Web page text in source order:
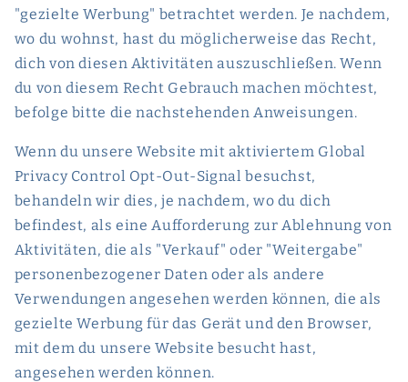
"gezielte Werbung" betrachtet werden. Je nachdem,
wo du wohnst, hast du möglicherweise das Recht,
dich von diesen Aktivitäten auszuschließen. Wenn
du von diesem Recht Gebrauch machen möchtest,
befolge bitte die nachstehenden Anweisungen.
Wenn du unsere Website mit aktiviertem Global
Privacy Control Opt-Out-Signal besuchst,
behandeln wir dies, je nachdem, wo du dich
befindest, als eine Aufforderung zur Ablehnung von
Aktivitäten, die als "Verkauf" oder "Weitergabe"
personenbezogener Daten oder als andere
Verwendungen angesehen werden können, die als
gezielte Werbung für das Gerät und den Browser,
mit dem du unsere Website besucht hast,
angesehen werden können.